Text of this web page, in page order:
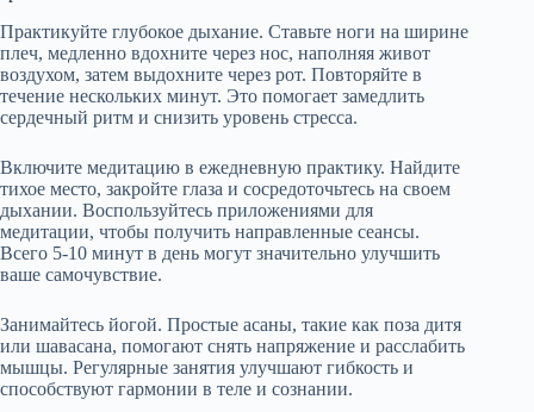
Практикуйте глубокое дыхание. Ставьте ноги на ширине
плеч, медленно вдохните через нос, наполняя живот
воздухом, затем выдохните через рот. Повторяйте в
течение нескольких минут. Это помогает замедлить
сердечный ритм и снизить уровень стресса.
Включите медитацию в ежедневную практику. Найдите
тихое место, закройте глаза и сосредоточьтесь на своем
дыхании. Воспользуйтесь приложениями для
медитации, чтобы получить направленные сеансы.
Всего 5-10 минут в день могут значительно улучшить
ваше самочувствие.
Занимайтесь йогой. Простые асаны, такие как поза дитя
или шавасана, помогают снять напряжение и расслабить
мышцы. Регулярные занятия улучшают гибкость и
способствуют гармонии в теле и сознании.